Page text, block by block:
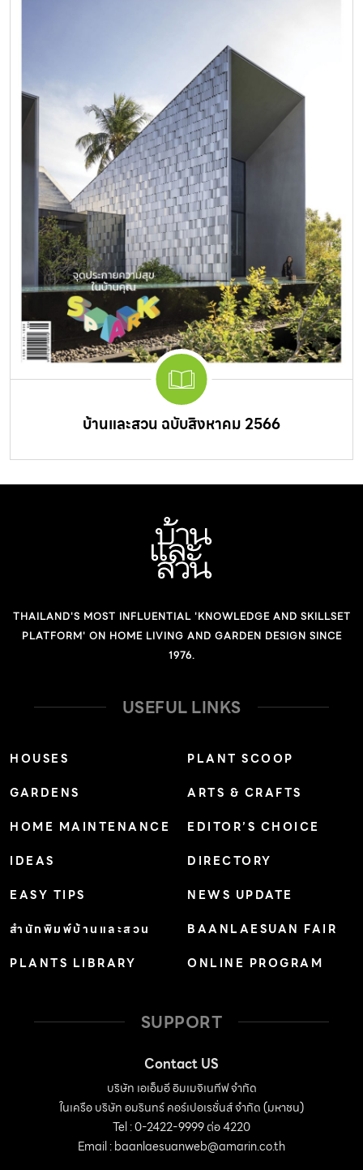
บ้านและสวน ฉบับสิงหาคม 2566
THAILAND'S MOST INFLUENTIAL 'KNOWLEDGE AND SKILLSET
PLATFORM' ON HOME LIVING AND GARDEN DESIGN SINCE
1976.
USEFUL LINKS
HOUSES
GARDENS
HOME MAINTENANCE
IDEAS
EASY TIPS
สำนักพิมพ์บ้านและสวน
PLANTS LIBRARY
PLANT SCOOP
ARTS & CRAFTS
EDITOR’S CHOICE
DIRECTORY
NEWS UPDATE
BAANLAESUAN FAIR
ONLINE PROGRAM
SUPPORT
Contact US
บริษัท เอเอ็มอี อิมเมจิเนทีฟ จำกัด
ในเครือ บริษัท อมรินทร์ คอร์เปอเรชั่นส์ จำกัด (มหาชน)
Tel : 0-2422-9999 ต่อ 4220
Email :baanlaesuanweb@amarin.co.th